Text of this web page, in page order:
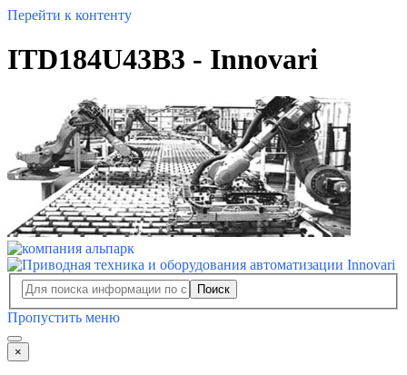
Перейти к контенту
ITD184U43B3 - Innovari
Поиск
Пропустить меню
×